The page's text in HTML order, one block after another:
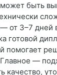
быть
от 3–7 дней
готовой
помогает
—
качество,